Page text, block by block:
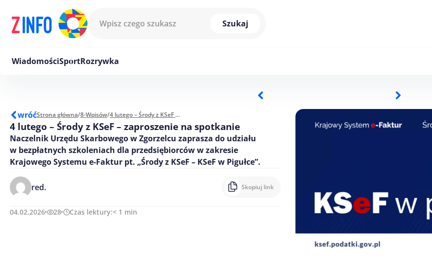
Szukaj
WiadomościSportRozrywka
wróćStrona główna/8-Wpisów/ 4 lutego – Środy z KSeF – zaproszenie na spotkanie
4 lutego – Środy z KSeF – zaproszenie na spotkanie
Naczelnik Urzędu Skarbowego w Zgorzelcu zaprasza do udziału
w bezpłatnych szkoleniach dla przedsiębiorców w zakresie
Krajowego Systemu e-Faktur pt. „Środy z KSeF – KSeF w Pigułce”.
red. Skopiuj link
04.02.2026 28 Czas lektury:< 1 min